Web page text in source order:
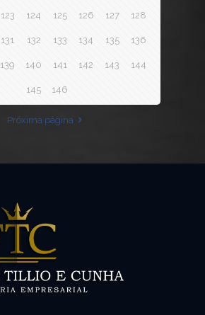
123 124 125 126 127 128
131 132 133 134 135 136
139 140 141 142 143 144
145 146
Próxima página